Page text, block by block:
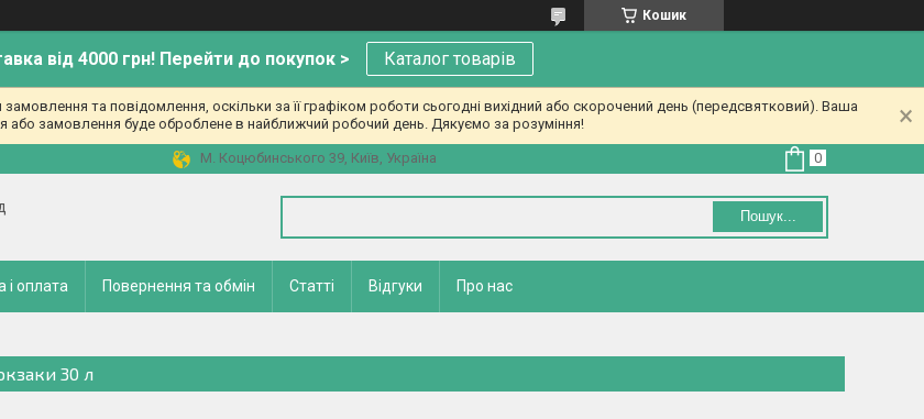
Кошик
від 4000 грн! Перейти до покупок > Каталог товарів
та повідомлення, оскільки за її графіком роботи сьогодні вихідний або скорочений день (передсвятковий). Ваша
або замовлення буде оброблене в найближчий робочий день. Дякуємо за розуміння!
М. Коцюбинського 39, Київ, Україна
Пошук...
і оплата Повернення та обмін Статті Відгуки Про нас
30 л